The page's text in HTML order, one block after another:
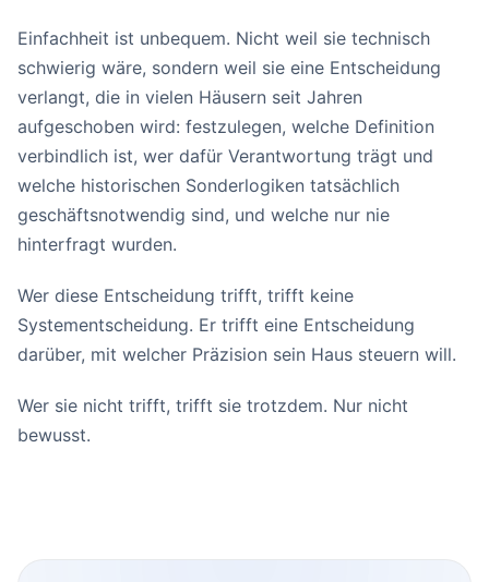
Einfachheit ist unbequem. Nicht weil sie technisch
schwierig wäre, sondern weil sie eine Entscheidung
verlangt, die in vielen Häusern seit Jahren
aufgeschoben wird: festzulegen, welche Definition
verbindlich ist, wer dafür Verantwortung trägt und
welche historischen Sonderlogiken tatsächlich
geschäftsnotwendig sind, und welche nur nie
hinterfragt wurden.
Wer diese Entscheidung trifft, trifft keine
Systementscheidung. Er trifft eine Entscheidung
darüber, mit welcher Präzision sein Haus steuern will.
Wer sie nicht trifft, trifft sie trotzdem. Nur nicht
bewusst.